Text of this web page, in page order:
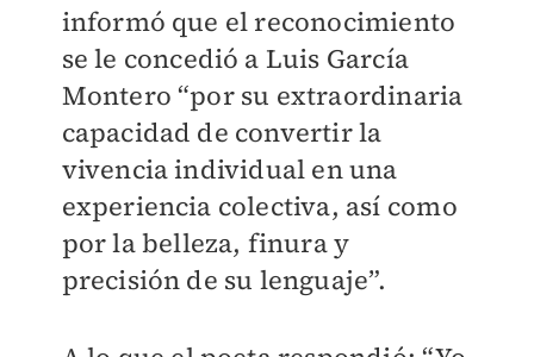
informó que el reconocimiento
se le concedió a Luis García
Montero “por su extraordinaria
capacidad de convertir la
vivencia individual en una
experiencia colectiva, así como
por la belleza, finura y
precisión de su lenguaje”.